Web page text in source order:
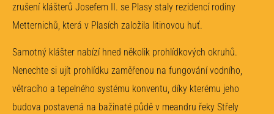
zrušení klášterů Josefem II. se Plasy staly rezidencí rodiny
Metternichů, která v Plasích založila litinovou huť.
Samotný klášter nabízí hned několik prohlídkových okruhů.
Nenechte si ujít prohlídku zaměřenou na fungování vodního,
větracího a tepelného systému konventu, díky kterému jeho
budova postavená na bažinaté půdě v meandru řeky Střely